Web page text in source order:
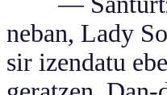
neban, Lady
sir izendatu